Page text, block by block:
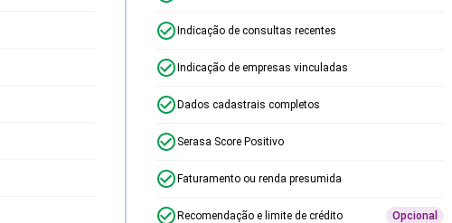
Indicação de consultas recentes
Indicação de empresas vinculadas
Dados cadastrais completos
Serasa Score Positivo
Faturamento ou renda presumida
Recomendação e limite de crédito Opcional